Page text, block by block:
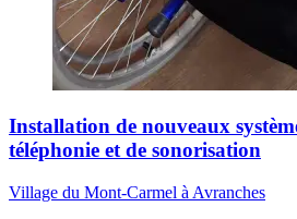
Installation de nouveaux
téléphonie et de sonorisation
Village du Mont-Carmel à Avranches